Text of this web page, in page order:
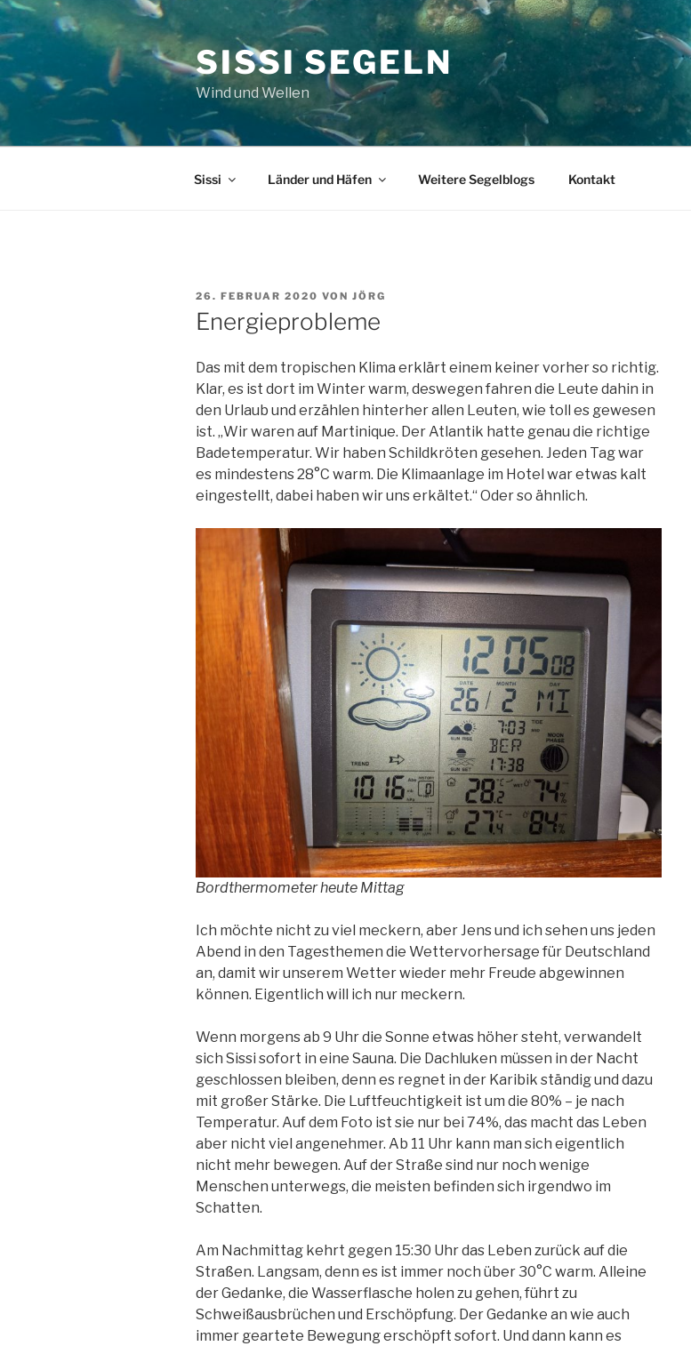
Zum
Inhalt
springen
SISSI SEGELN
Wind und Wellen
Sissi Länder und Häfen Weitere Segelblogs Kontakt
VERÖFFENTLICHT
AM
26. FEBRUAR 2020 VON JÖRG
Energieprobleme
Das mit dem tropischen Klima erklärt einem keiner vorher so richtig.
Klar, es ist dort im Winter warm, deswegen fahren die Leute dahin in
den Urlaub und erzählen hinterher allen Leuten, wie toll es gewesen
ist. „Wir waren auf Martinique. Der Atlantik hatte genau die richtige
Badetemperatur. Wir haben Schildkröten gesehen. Jeden Tag war
es mindestens 28°C warm. Die Klimaanlage im Hotel war etwas kalt
eingestellt, dabei haben wir uns erkältet.“ Oder so ähnlich.
Bordthermometer heute Mittag
Ich möchte nicht zu viel meckern, aber Jens und ich sehen uns jeden
Abend in den Tagesthemen die Wettervorhersage für Deutschland
an, damit wir unserem Wetter wieder mehr Freude abgewinnen
können. Eigentlich will ich nur meckern.
Wenn morgens ab 9 Uhr die Sonne etwas höher steht, verwandelt
sich Sissi sofort in eine Sauna. Die Dachluken müssen in der Nacht
geschlossen bleiben, denn es regnet in der Karibik ständig und dazu
mit großer Stärke. Die Luftfeuchtigkeit ist um die 80% – je nach
Temperatur. Auf dem Foto ist sie nur bei 74%, das macht das Leben
aber nicht viel angenehmer. Ab 11 Uhr kann man sich eigentlich
nicht mehr bewegen. Auf der Straße sind nur noch wenige
Menschen unterwegs, die meisten befinden sich irgendwo im
Schatten.
Am Nachmittag kehrt gegen 15:30 Uhr das Leben zurück auf die
Straßen. Langsam, denn es ist immer noch über 30°C warm. Alleine
der Gedanke, die Wasserflasche holen zu gehen, führt zu
Schweißausbrüchen und Erschöpfung. Der Gedanke an wie auch
immer geartete Bewegung erschöpft sofort. Und dann kann es